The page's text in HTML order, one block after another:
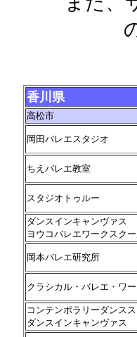
香川県
高松市
岡田バレエスタジオ
ちえバレエ教室
スタジオトゥルー
ダンスインキャンヴァス
ヨウコバレエワークスク
岡本バレエ研究所
クラシカル・バレエ・ワ
コンテンポラリーダンス
ダンスインキャンヴァス